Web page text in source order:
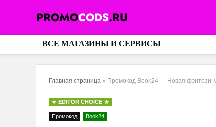
ВСЕ МАГАЗИНЫ И СЕРВИСЫ
Главная страница » Промокод Book24 — Новая фэнтези-
EDITOR CHOICE
Промокод Book24